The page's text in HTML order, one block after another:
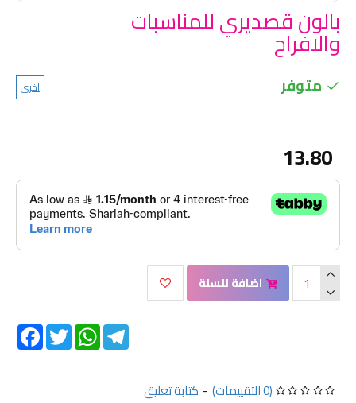
بالون قصديري للمناسبات
والافراح
متوفر اخرى
(0 التقييمات) - كتابة تعليق
13.80
اضافة للسلة
Twitter
WhatsAppTelegram